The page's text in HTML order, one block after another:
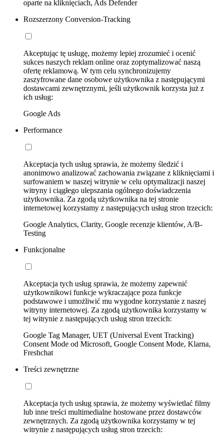
oparte na kliknięciach, Ads Defender
Rozszerzony Conversion-Tracking
Akceptując tę usługę, możemy lepiej zrozumieć i ocenić
sukces naszych reklam online oraz zoptymalizować naszą
ofertę reklamową. W tym celu synchronizujemy
zaszyfrowane dane osobowe użytkownika z następującymi
dostawcami zewnętrznymi, jeśli użytkownik korzysta już z
ich usług:
Google Ads
Performance
Akceptacja tych usług sprawia, że możemy śledzić i
anonimowo analizować zachowania związane z kliknięciami i
surfowaniem w naszej witrynie w celu optymalizacji naszej
witryny i ciągłego ulepszania ogólnego doświadczenia
użytkownika. Za zgodą użytkownika na tej stronie
internetowej korzystamy z następujących usług stron trzecich:
Google Analytics, Clarity, Google recenzje klientów, A/B-
Testing
Funkcjonalne
Akceptacja tych usług sprawia, że możemy zapewnić
użytkownikowi funkcje wykraczające poza funkcje
podstawowe i umożliwić mu wygodne korzystanie z naszej
witryny internetowej. Za zgodą użytkownika korzystamy w
tej witrynie z następujących usług stron trzecich:
Google Tag Manager, UET (Universal Event Tracking)
Consent Mode od Microsoft, Google Consent Mode, Klarna,
Freshchat
Treści zewnętrzne
Akceptacja tych usług sprawia, że możemy wyświetlać filmy
lub inne treści multimedialne hostowane przez dostawców
zewnętrznych. Za zgodą użytkownika korzystamy w tej
witrynie z następujących usług stron trzecich: